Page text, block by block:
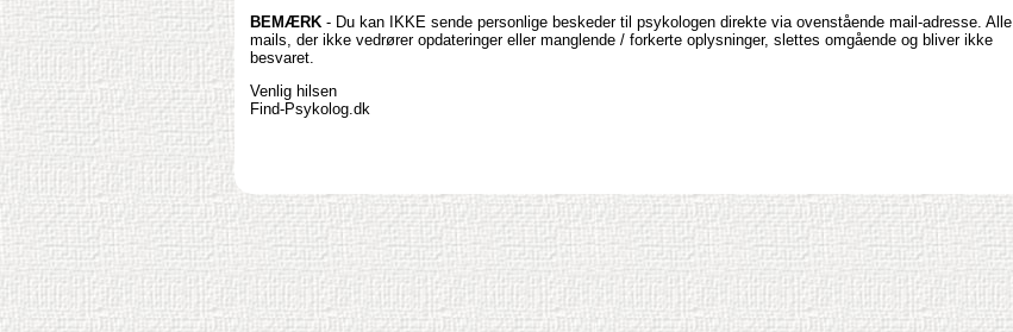
BEMÆRK - Du kan IKKE sende personlige beskeder til psykologen direkte via ovenstående mail-adresse. Alle
mails, der ikke vedrører opdateringer eller manglende / forkerte oplysninger, slettes omgående og bliver ikke
besvaret.
Venlig hilsen
Find-Psykolog.dk